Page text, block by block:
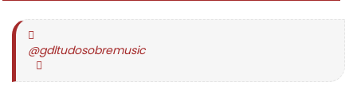
@gdltudosobremusic